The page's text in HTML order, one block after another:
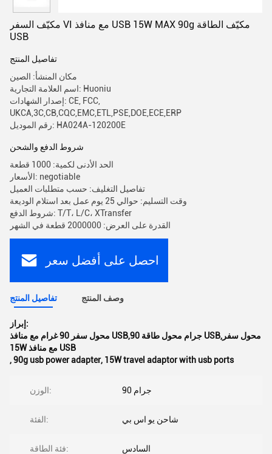
مكيّف السفر VI مع منافذ USB 15W MAX 90g مكيّف الطاقة
USB
تفاصيل المنتج
مكان المنشأ: الصين
اسم العلامة التجارية: Huoniu
إصدار الشهادات: CE, FCC,
UKCA,3C,CB,CQC,EMC,ETL,PSE,DOE,ECE,ERP
رقم الموديل: HA024A-120200E
شروط الدفع والشحن
الحد الأدنى لكمية: 1000 قطعة
الأسعار: negotiable
تفاصيل التغليف: حسب متطلبات العميل
وقت التسليم: حوالي 25 يوم عمل بعد استلام الوديعة
شروط الدفع: T/T، L/C، XTransfer
القدرة على العرض: 2000000 قطعة في الشهر
احصل على أفضل سعر
تفاصيل المنتج وصف المنتج
إبراز:
محول سفر 90 غرام مع منافذ USB,90 جرام محول طاقة USB,محول سفر
15W مع منافذ USB
,90g usb power adapter, 15W travel adaptor with usb ports
الوزن: 90 جرام
الفئة: شاحن يو اس بي
فئة الطاقة: السادس